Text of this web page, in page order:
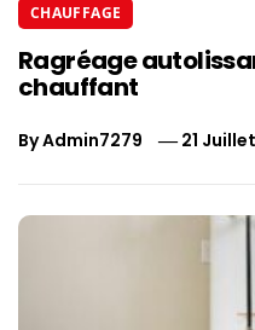
CHAUFFAGE
Ragréage
chauffant
ByAdmin7279 21